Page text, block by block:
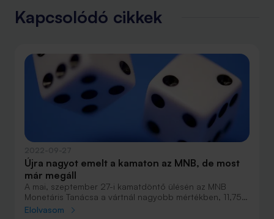
Kapcsolódó cikkek
Újra nagyot emelt a kamaton az MNB, de most
már megáll
A mai, szeptember 27-i kamatdöntő ülésén az MNB
Monetáris Tanácsa a vártnál nagyobb mértékben, 11,75
százalékról 13 százalékra emelte a jegybanki
Elolvasom